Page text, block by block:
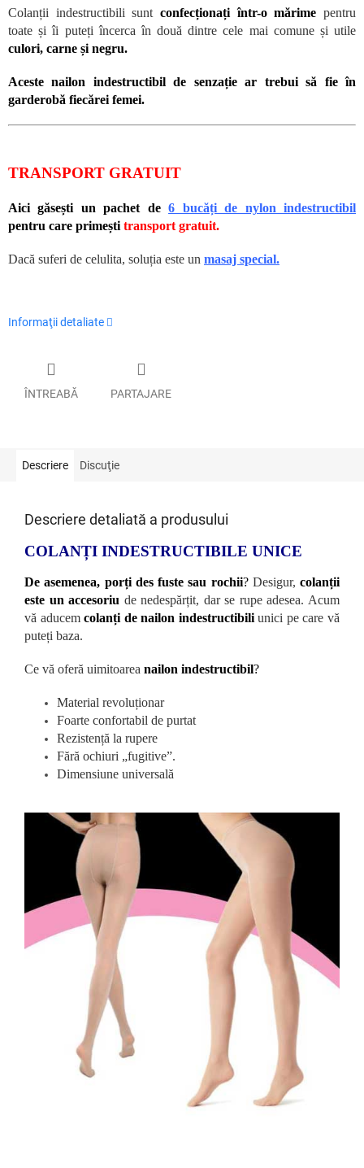
Colanții indestructibili sunt confecționați într-o mărime pentru
toate și îi puteți încerca în două dintre cele mai comune și utile
culori, carne și negru.
Aceste nailon indestructibil de senzație ar trebui să fie în
garderobă fiecărei femei.
TRANSPORT GRATUIT
Aici găsești un pachet de 6 bucăți de nylon indestructibil
pentru care primești transport gratuit.
Dacă suferi de celulita, soluția este un masaj special.
Informaţii detaliate
ÎNTREABĂ PARTAJARE
Descriere Discuţie
Descriere detaliată a produsului
COLANȚI INDESTRUCTIBILE UNICE
De asemenea, porți des fuste sau rochii?Desigur, colanții
este un accesoriu de nedespărțit, dar se rupe adesea. Acum
vă aducemcolanți de nailon indestructibiliunici pe care vă
puteți baza.
Ce vă oferă uimitoarea nailon indestructibil?
Material revoluționar
Foarte confortabil de purtat
Rezistență la rupere
Fără ochiuri „fugitive”.
Dimensiune universală